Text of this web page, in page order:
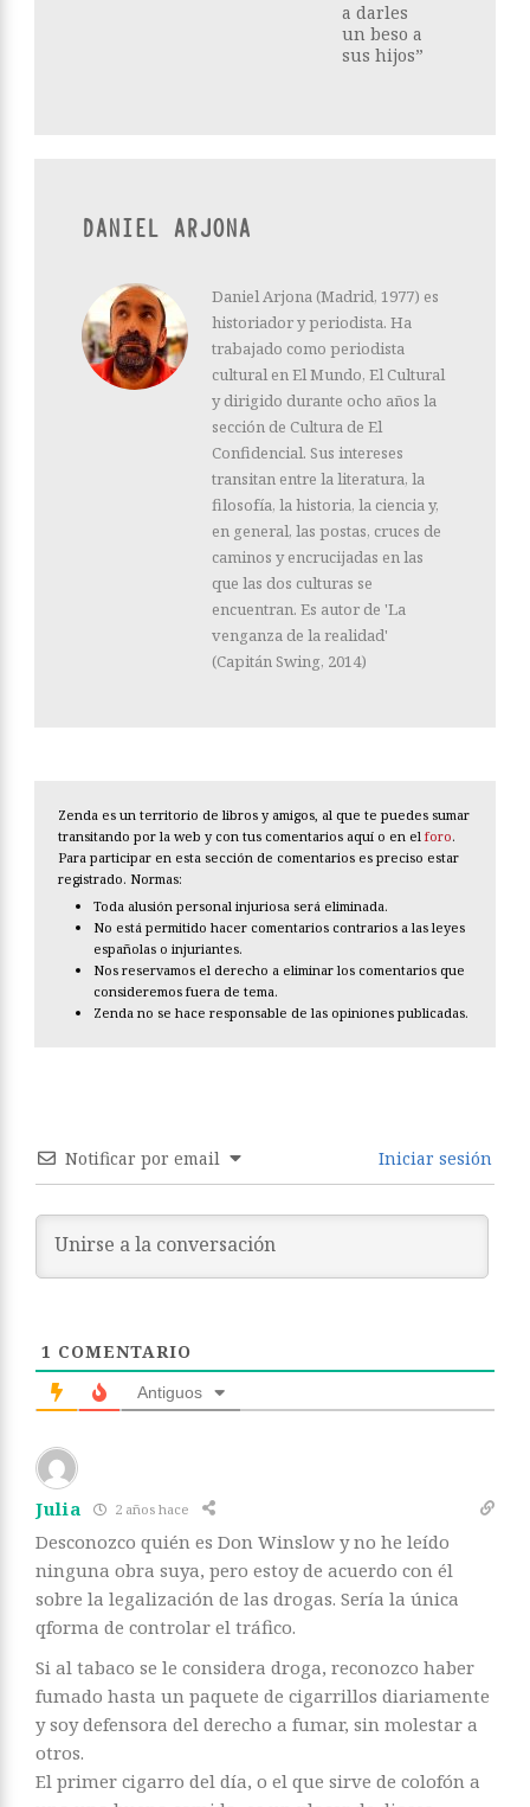
a darles
un beso a
sus hijos”
DANIEL ARJONA
Daniel Arjona (Madrid, 1977) es
historiador y periodista. Ha
trabajado como periodista
cultural en El Mundo, El Cultural
y dirigido durante ocho años la
sección de Cultura de El
Confidencial. Sus intereses
transitan entre la literatura, la
filosofía, la historia, la ciencia y,
en general, las postas, cruces de
caminos y encrucijadas en las
que las dos culturas se
encuentran. Es autor de 'La
venganza de la realidad'
(Capitán Swing, 2014)
Zenda es un territorio de libros y amigos, al que te puedes sumar
transitando por la web y con tus comentarios aquí o en el foro.
Para participar en esta sección de comentarios es preciso estar
registrado. Normas:
Toda alusión personal injuriosa será eliminada.
No está permitido hacer comentarios contrarios a las leyes
españolas o injuriantes.
Nos reservamos el derecho a eliminar los comentarios que
consideremos fuera de tema.
Zenda no se hace responsable de las opiniones publicadas.
Notificar por email Iniciar sesión
1 COMENTARIO
Antiguos
Julia 2 años hace
Desconozco quién es Don Winslow y no he leído
ninguna obra suya, pero estoy de acuerdo con él
sobre la legalización de las drogas. Sería la única
qforma de controlar el tráfico.
Si al tabaco se le considera droga, reconozco haber
fumado hasta un paquete de cigarrillos diariamente
y soy defensora del derecho a fumar, sin molestar a
otros.
El primer cigarro del día, o el que sirve de colofón a